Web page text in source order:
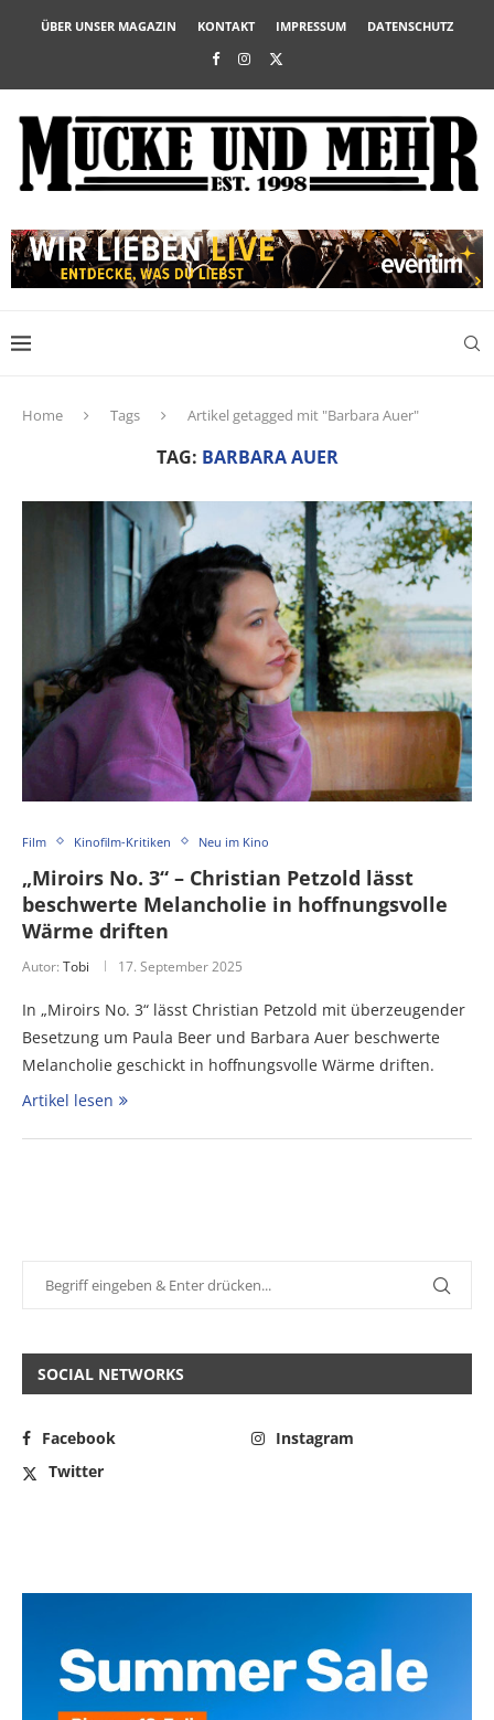
ÜBER UNSER MAGAZIN KONTAKT IMPRESSUM DATENSCHUTZ
Home Tags Artikel getagged mit "Barbara Auer"
TAG: BARBARA AUER
Film Kinofilm-Kritiken Neu im Kino
„Miroirs No. 3“ – Christian Petzold lässt
beschwerte Melancholie in hoffnungsvolle
Wärme driften
Autor: Tobi 17. September 2025
In „Miroirs No. 3“ lässt Christian Petzold mit überzeugender
Besetzung um Paula Beer und Barbara Auer beschwerte
Melancholie geschickt in hoffnungsvolle Wärme driften.
Artikel lesen
SOCIAL NETWORKS
Facebook
Instagram
Twitter